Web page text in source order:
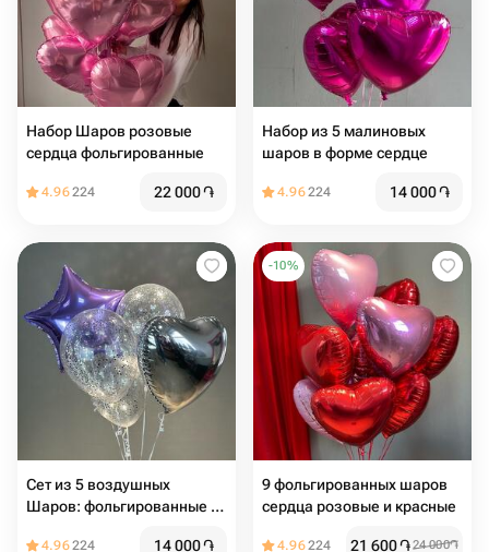
Набор Шаров розовые
сердца фольгированные
4.96224 22 000֏
Набор из 5 малиновых
шаров в форме сердце
4.96224 14 000֏
Сет из 5 воздушных
Шаров: фольгированные и
4.96224 14 000֏
-10%
9 фольгированных шаров
сердца розовые и красные
4.96224 21 600֏24 000֏